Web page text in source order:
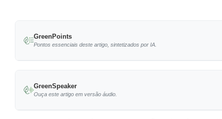
GreenPoints
Pontos essenciais deste artigo, sintetizados por IA.
Workshop de águas aromatizadas será
GreenSpeaker
Ouça este artigo em versão áudio.